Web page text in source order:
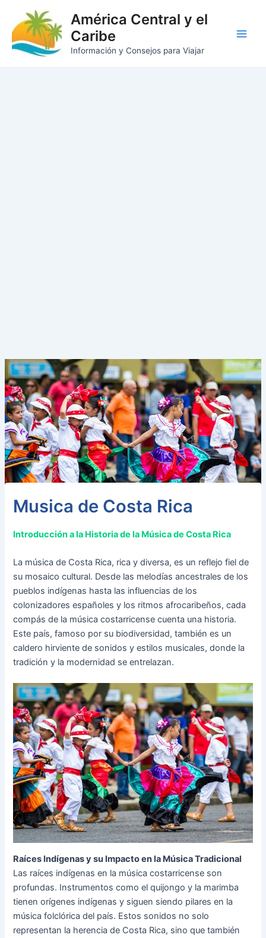
contenido
América Central y el
Caribe
Información y Consejos para Viajar
Musica de Costa Rica
Introducción a la Historia de la Música de Costa Rica
La música de Costa Rica, rica y diversa, es un reflejo fiel de
su mosaico cultural. Desde las melodías ancestrales de los
pueblos indígenas hasta las influencias de los
colonizadores españoles y los ritmos afrocaribeños, cada
compás de la música costarricense cuenta una historia.
Este país, famoso por su biodiversidad, también es un
caldero hirviente de sonidos y estilos musicales, donde la
tradición y la modernidad se entrelazan.
Raíces Indígenas y su Impacto en la Música Tradicional
Las raíces indígenas en la música costarricense son
profundas. Instrumentos como el quijongo y la marimba
tienen orígenes indígenas y siguen siendo pilares en la
música folclórica del país. Estos sonidos no solo
representan la herencia de Costa Rica, sino que también